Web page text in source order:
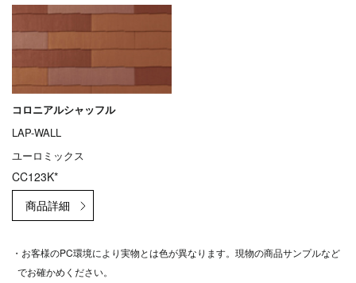
コロニアルシャッフル
LAP-WALL
ユーロミックス
CC123K*
・お客様のPC環境により実物とは色が異なります。現物の商品サンプルなど
でお確かめください。